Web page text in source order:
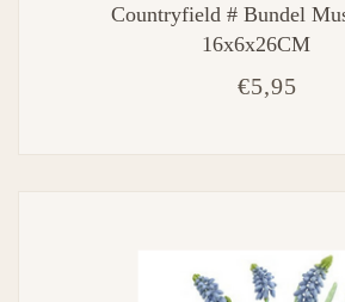
Countryfield # Bundel
16x6x26CM
€5,95